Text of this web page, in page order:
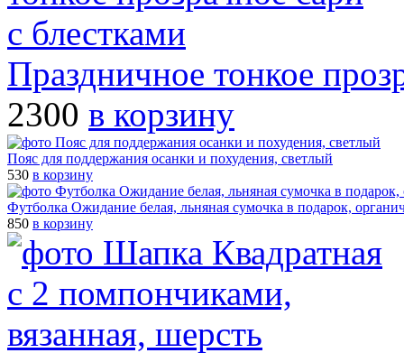
Праздничное тонкое
2300 в корзину
Пояс для поддержания осанки и похудения, светлый
530 в корзину
Футболка Ожидание белая, льняная сумочка в подарок,
850 в корзину